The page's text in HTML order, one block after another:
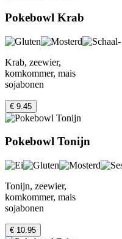
Pokebowl Krab
Krab, zeewier,
komkommer, mais
sojabonen
€ 9.45
Pokebowl Tonijn
Tonijn, zeewier,
komkommer, mais
sojabonen
€ 10.95